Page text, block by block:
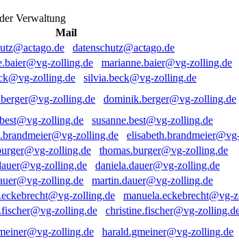
Verwaltung
Mail
datenschutz@actago.de
marianne.baier@vg-zolling.de
silvia.beck@vg-zolling.de
dominik.berger@vg-zolling.de
susanne.best@vg-zolling.de
thomas.burger@vg-zolling.de
daniela.dauer@vg-zolling.de
martin.dauer@vg-zolling.de
manuela.eckebrecht@vg-
christine.fischer@vg-
harald.gmeiner@vg-zolling.de